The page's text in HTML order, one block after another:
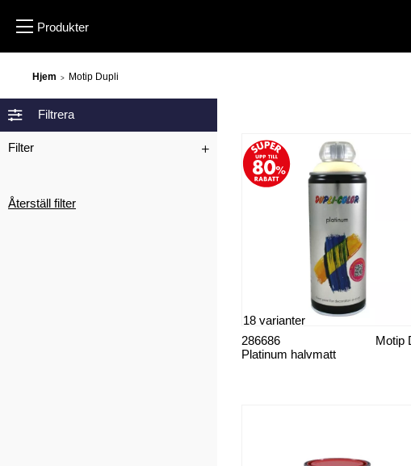
Hjem > Motip Dupli
Filtrera
Filter
Återställ filter
Platinum halvmatt
Motip
286686
18 varianter